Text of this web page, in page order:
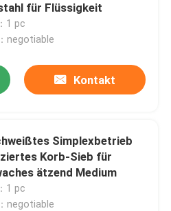
für Flüssigkeit
1 pc
negotiable
Kontakt
Simplexbetrieb
Korb-Sieb für
ätzend Medium
1 pc
negotiable